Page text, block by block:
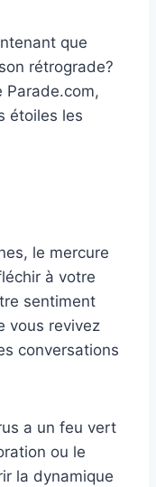
que
rétrograde?
Parade.com,
étoiles les
le mercure
à votre
sentiment
vous revivez
conversations
a un feu vert
ou le
la dynamique